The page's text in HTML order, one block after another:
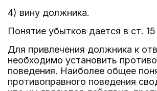
4) вину должника.
Понятие убытков дается в ст.
Для привлечения должника к
необходимо установить
поведения. Наиболее общее
противоправного поведения